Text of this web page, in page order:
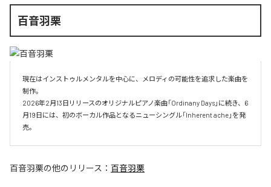
百音羽栗
現在はインストゥルメンタルを中心に、メロディの可能性を追求した楽曲を
制作。
2026年2月13日リリースのオリジナルピアノ楽曲「Ordinany Days」に続き、6
月19日には、初のボーカル作品となるニューシングル「Inherent ache」を発
売。
百音羽栗の他のリリース： 百音羽栗